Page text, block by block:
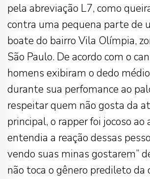
pela abreviação L7, como
contra uma pequena parte de
boate do bairro Vila Olímpia,
São Paulo. De acordo com o
homens exibiram o dedo
durante sua perfomance ao
respeitar quem não gosta da
principal, o rapper foi jocoso ao
entendia a reação dessas
vendo suas minas gostarem”
não toca o gênero predileto da